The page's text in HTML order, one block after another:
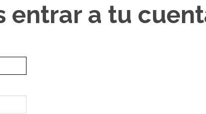
entrar a tu